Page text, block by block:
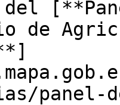
de